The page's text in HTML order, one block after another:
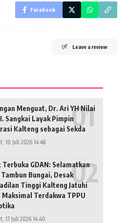
Facebook
Leave a review
Menguat, Dr. Ari YH Nilai
Sangkai Layak Pimpin
Kalteng sebagai Sekda
10 Juli 2026 14:48
Terbuka GDAN: Selamatkan
Bungai, Desak
Tinggi Kalteng Jatuhi
Maksimal Terdakwa TPPU
17 Juli 2026 14:40